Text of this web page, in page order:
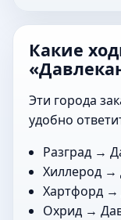
Какие
Эти города
удобно
Разград →
Хиллерод →
Хартфорд →
Охрид →